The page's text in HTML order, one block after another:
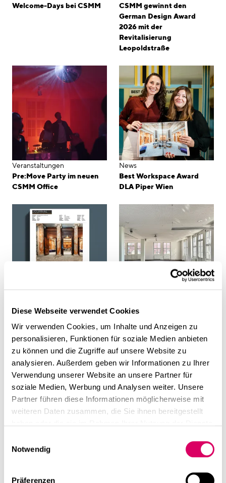
Diese Webseite verwendet Cookies
Wir verwenden Cookies, um Inhalte und Anzeigen zu
personalisieren, Funktionen für soziale Medien anbieten
zu können und die Zugriffe auf unsere Website zu
analysieren. Außerdem geben wir Informationen zu Ihrer
Verwendung unserer Website an unsere Partner für
soziale Medien, Werbung und Analysen weiter. Unsere
Partner führen diese Informationen möglicherweise mit
weiteren Daten zusammen, die Sie ihnen bereitgestellt
Notwendig
Präferenzen
Welcome-Days bei CSMM
CSMM gewinnt den
German Design Award
2026 mit der
Revitalisierung
Leopoldstraße
Veranstaltungen
Pre:Move Party im neuen
CSMM Office
News
Best Workspace Award
DLA Piper Wien
Journal Architektur und
Planung: Radikal
behutsam. Historische
Bausubstanz in Wien wird
zum visionären Office-
Konzept.
Relocation CSMM
München – Erste Einblicke
ins neue Office